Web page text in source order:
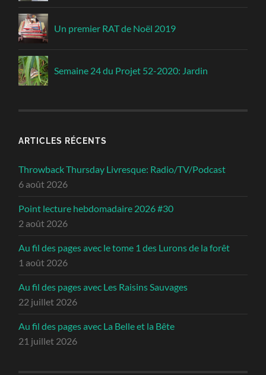
Un premier RAT de Noël 2019
Semaine 24 du Projet 52-2020: Jardin
ARTICLES RÉCENTS
Throwback Thursday Livresque: Radio/TV/Podcast
6 août 2026
Point lecture hebdomadaire 2026 #30
2 août 2026
Au fil des pages avec le tome 1 des Lurons de la forêt
1 août 2026
Au fil des pages avec Les Raisins Sauvages
22 juillet 2026
Au fil des pages avec La Belle et la Bête
21 juillet 2026